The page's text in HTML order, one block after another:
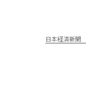
日本経済新聞